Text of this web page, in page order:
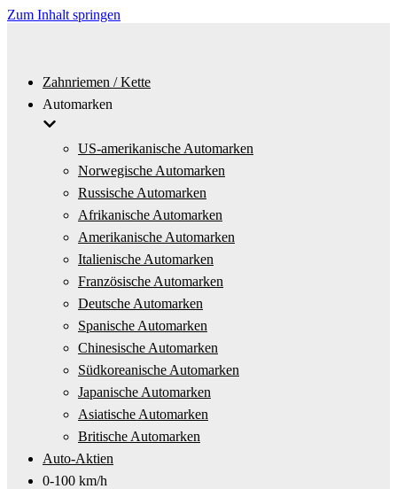
Zum Inhalt springen
Zahnriemen / Kette
Automarken
US-amerikanische Automarken
Norwegische Automarken
Russische Automarken
Afrikanische Automarken
Amerikanische Automarken
Italienische Automarken
Französische Automarken
Deutsche Automarken
Spanische Automarken
Chinesische Automarken
Südkoreanische Automarken
Japanische Automarken
Asiatische Automarken
Britische Automarken
Auto-Aktien
0-100 km/h